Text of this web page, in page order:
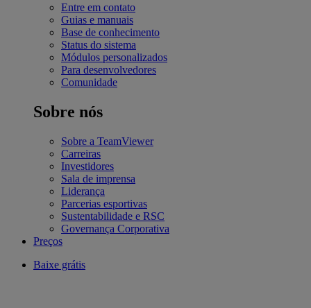
Entre em contato
Guias e manuais
Base de conhecimento
Status do sistema
Módulos personalizados
Para desenvolvedores
Comunidade
Sobre nós
Sobre a TeamViewer
Carreiras
Investidores
Sala de imprensa
Liderança
Parcerias esportivas
Sustentabilidade e RSC
Governança Corporativa
Preços
Baixe grátis